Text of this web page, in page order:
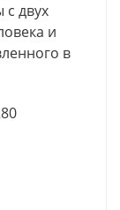
с двух
и
в